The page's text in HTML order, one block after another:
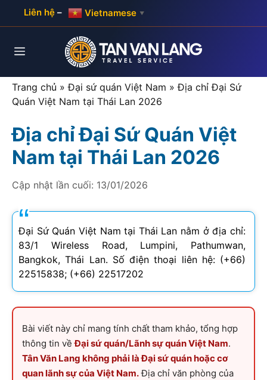
Liên hệ – Vietnamese ▼
Menu
Trang chủ »Đại sứ quán Việt Nam »Địa chỉ Đại Sứ
Quán Việt Nam tại Thái Lan 2026
Địa chỉ Đại Sứ Quán Việt
Nam tại Thái Lan 2026
Cập nhật lần cuối: 13/01/2026
Đại Sứ Quán Việt Nam tại Thái Lan nằm ở địa chỉ:
83/1 Wireless Road, Lumpini, Pathumwan,
Bangkok, Thái Lan. Số điện thoại liên hệ: (+66)
22515838; (+66) 22517202
Bài viết này chỉ mang tính chất tham khảo, tổng hợp
thông tin vềĐại sứ quán/Lãnh sự quán Việt Nam.
Tân Văn Lang không phải là Đại sứ quán hoặc cơ
quan lãnh sự của Việt Nam.Địa chỉ văn phòng của